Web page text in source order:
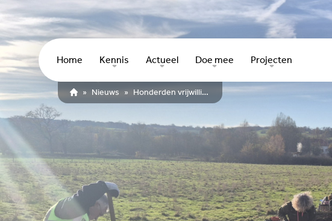
Home Kennis
De reis van de druppel
Natuurlijke oplossingen
Rapporten
Actueel
Nieuws
Activiteiten
Doe mee
Ambassadeurs
Online training
Voor agrariërs
Natuurkrachtdag
Projecten
Interactieve kaart
Fonds
Partners
» Nieuws » Honderden vrijwilligers steken handen uit de mouwen tijdens Natuurkrachtdag